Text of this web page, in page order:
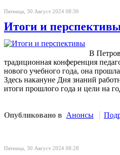
Пятница, 30 Август 2024 08:30
Итоги и
В
традиционная конференция
нового учебного года, она
Здесь накануне Дня знаний
итоги прошлого года и цели на
Опубликовано в Анонсы
Пятница, 30 Август 2024 08:28